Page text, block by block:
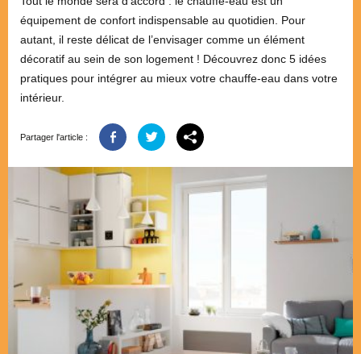
équipement de confort indispensable au quotidien. Pour
autant, il reste délicat de l’envisager comme un élément
décoratif au sein de son logement ! Découvrez donc 5 idées
pratiques pour intégrer au mieux votre chauffe-eau dans votre
intérieur.
Partager l'article :